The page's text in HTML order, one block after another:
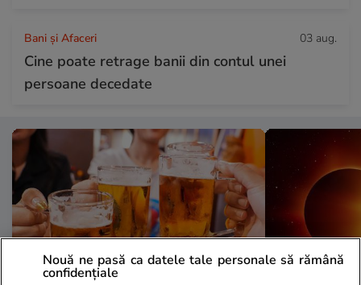
Bani și Afaceri 03 aug.
Cine poate retrage banii din contul unei
persoane decedate
Nouă ne pasă ca datele tale personale să rămână
confidențiale